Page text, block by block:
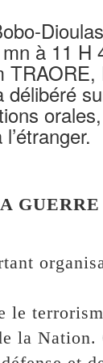
à 11 H
GUERRE
le
la Nation.